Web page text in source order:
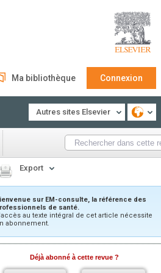
Ma bibliothèque Connexion
Autres sites Elsevier
Export
sur EM-consulte, la référence des
de santé.
au texte intégral de cet article nécessite
abonnement.
Déjà abonné à cette revue ?